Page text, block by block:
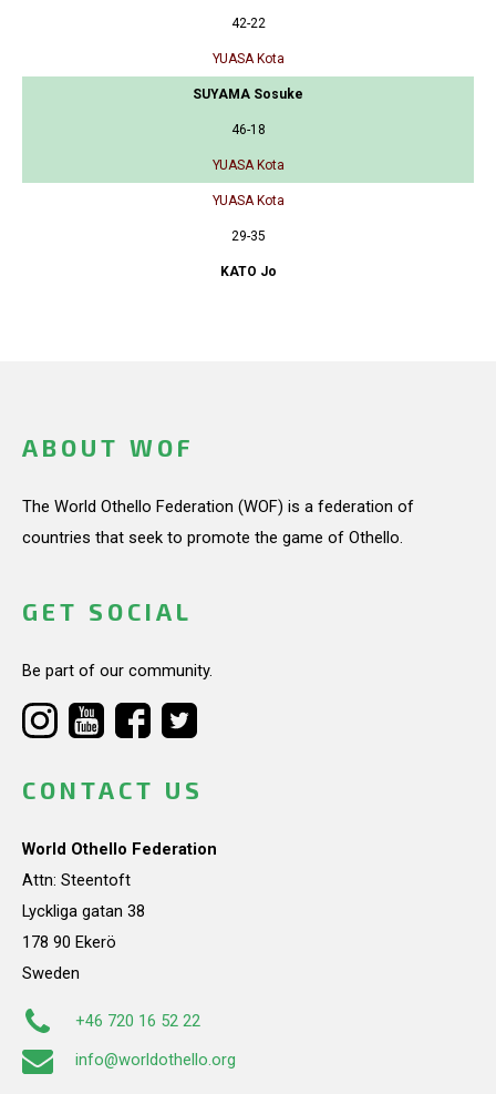
42-22
YUASA Kota
SUYAMA Sosuke
46-18
YUASA Kota
YUASA Kota
29-35
KATO Jo
ABOUT WOF
The World Othello Federation (WOF) is a federation of
countries that seek to promote the game of Othello.
GET SOCIAL
Be part of our community.
CONTACT US
World Othello Federation
Attn: Steentoft
Lyckliga gatan 38
178 90 Ekerö
Sweden
+46 720 16 52 22
info@worldothello.org